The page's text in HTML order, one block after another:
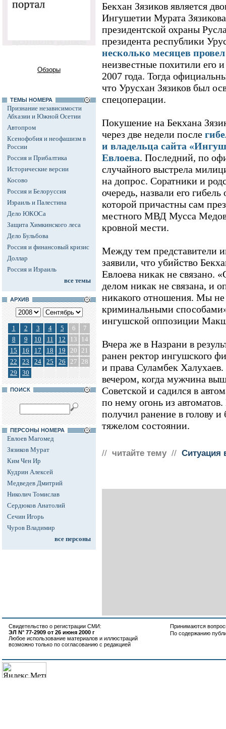
Обзоры
ТЕМЫ НОМЕРА
Признание независимости
Абхазии и Южной Осетии
Автопром
Ксенофобия и неофашизм в
России
Россия и Прибалтика
Исторические версии
Косово
Россия и Белоруссия
Израиль и Палестина
Дело ЮКОСа
Защита Химкинского леса
Дело Бульбова
Россия и финансовый кризис
Доллар
Россия и Израиль
все темы
АРХИВ
1 2 3 4 5 6
7
8
9 10 11 12 13
14
15
16 17 18 19 20 21
22
23 24 25 26 27 28
29
30
ПОИСК
ПЕРСОНЫ НОМЕРА
Евлоев Магомед
Зязиков Мурат
Ким Чен Ир
Кудрин Алексей
Медведев Дмитрий
Николич Томислав
Сердюков Анатолий
Сечин Игорь
Чуров Владимир
все персоны
Бекхан Зязиков является
Ингушетии Мурата
президентской охраны
президента республики
несколько месяцев
неизвестные похитили его
2007 года. Тогда
что Урусхан Зязиков был
спецоперации.
Покушение на Бекхана
через две недели после
и владельца сайта
Евлоева. Последний, по
случайного выстрела
на допрос. Соратники и
очередь, назвали его
которой причастны сам
местного МВД Мусса
кровной мести.
Между тем представители
заявили, что убийство
Евлоева никак не связано.
делом никак не связана, и
никакого отношения. Мы не
криминальными
ингушской оппозиции
Вчера же в Назрани в
ранен ректор ингушского
и права Суламбек
вечером, когда мужчина
Советской и садился в
по нему огонь из
получил ранение в голову
тяжелом состоянии.
// читайте тему // Ситуация
Свидетельство о регистрации СМИ:
ЭЛ N° 77-2909 от 26 июня 2000 г
Любое использование материалов и иллюстраций
возможно только по согласованию с редакцией
Принимаются
По содержанию